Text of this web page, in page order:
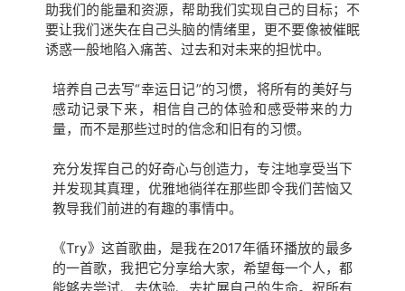
助我们的能量和资源，帮助我们实现自己的目标；不
要让我们迷失在自己头脑的情绪里，更不要像被催眠
诱惑一般地陷入痛苦、过去和对未来的担忧中。
培养自己去写“幸运日记”的习惯，将所有的美好与
感动记录下来， 相信自己的体验和感受带来的力
量，而不是那些过时的信念和旧有的习惯。
充分发挥自己的好奇心与创造力，专注地享受当下
并发现其真理，优雅地徜徉在那些即令我们苦恼又
教导我们前进的有趣的事情中。
《Try》这首歌曲，是我在2017年循环播放的最多
的一首歌，我把它分享给大家，希望每一个人，都